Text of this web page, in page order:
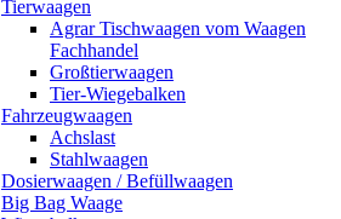
Tierwaagen
Agrar Tischwaagen vom Waagen
Fachhandel
Großtierwaagen
Tier-Wiegebalken
Fahrzeugwaagen
Achslast
Stahlwaagen
Dosierwaagen / Befüllwaagen
Big Bag Waage